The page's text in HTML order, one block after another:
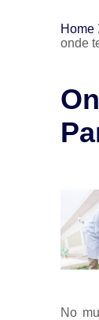
Home
onde
No